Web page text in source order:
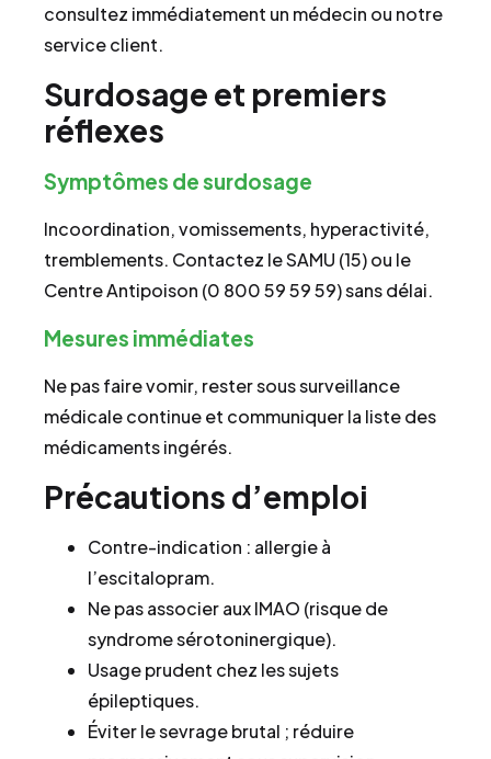
consultez immédiatement un médecin ou notre
service client.
Surdosage et premiers
réflexes
Symptômes de surdosage
Incoordination, vomissements, hyperactivité,
tremblements. Contactez le SAMU (15) ou le
Centre Antipoison (0 800 59 59 59) sans délai.
Mesures immédiates
Ne pas faire vomir, rester sous surveillance
médicale continue et communiquer la liste des
médicaments ingérés.
Précautions d’emploi
Contre-indication : allergie à
l’escitalopram.
Ne pas associer aux IMAO (risque de
syndrome sérotoninergique).
Usage prudent chez les sujets
épileptiques.
Éviter le sevrage brutal ; réduire